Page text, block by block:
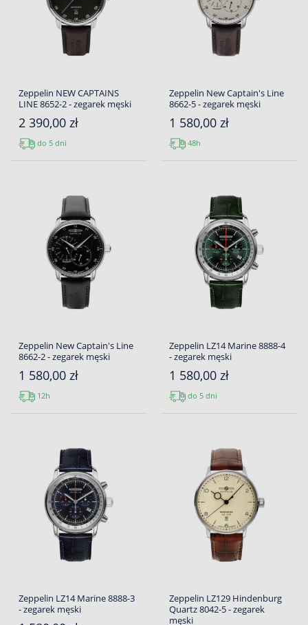
Zeppelin NEW CAPTAINS
LINE 8652-2 - zegarek męski
2 390,00 zł
do 5 dni
Zeppelin New Captain's Line
8662-5 - zegarek męski
1 580,00 zł
48h
Zeppelin New Captain's Line
8662-2 - zegarek męski
1 580,00 zł
12h
Zeppelin LZ14 Marine 8888-4
- zegarek męski
1 580,00 zł
do 5 dni
Zeppelin LZ14 Marine 8888-3
- zegarek męski
Zeppelin LZ129 Hindenburg
Quartz 8042-5 - zegarek
męski